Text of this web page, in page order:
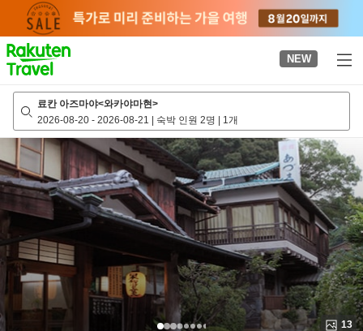
page
NEW
료칸 아즈마야<와카야마현>
2026-08-20 - 2026-08-21 | 숙박 인원 2명 | 1개
13